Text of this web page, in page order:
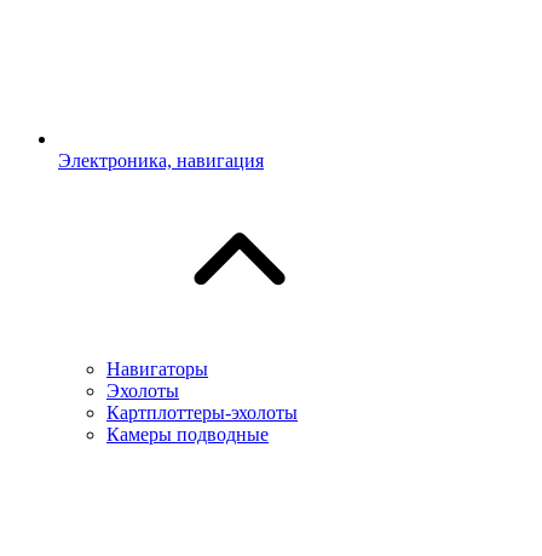
Электроника, навигация
Навигаторы
Эхолоты
Картплоттеры-эхолоты
Камеры подводные